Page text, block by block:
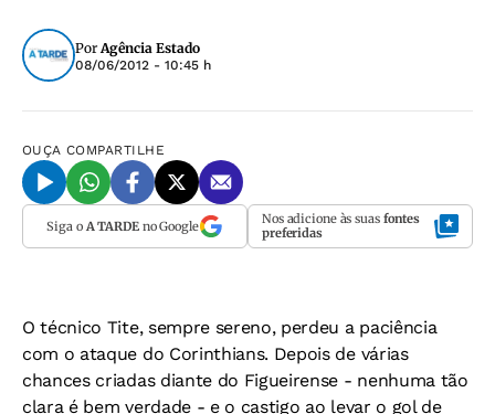
PorAgência Estado
08/06/2012 - 10:45 h
OUÇA COMPARTILHE
Siga o A TARDEno Google Nos adicione às suas fontes
preferidas
O técnico Tite, sempre sereno, perdeu a paciência
com o ataque do Corinthians. Depois de várias
chances criadas diante do Figueirense - nenhuma tão
clara é bem verdade - e o castigo ao levar o gol de